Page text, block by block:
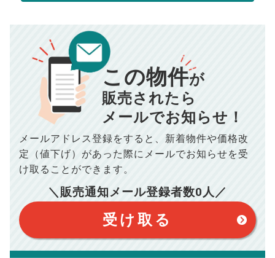
返済シミュレーション計算結果
毎月の支払額 834
年間の支払額 10,005 円
総支払額 100,050 円
このシミュレーターは元利均等返済方式で試算しています。
このシミュレーターは、四捨五入にて計算しております。
このシミュレーターはお借り入れの全期間で金利が変わらない設
このシミュレーターでの結果は、お借り入れを保証するものでは
ありません。
このシミュレーターをご利用された方の、いかなる損害について
00万円
■仲介手数料／ 00万円
■売買契約書印紙／ 0
■抵当権抹消費用／0万円
※購入価格よりも売却価格が高い場合、譲渡所得税が発生する
場合がございます。詳しくは最寄りの税務署などにご確認く
※シミュレーター結果はあくまでも概算であり、手残り金額を
保証するものではございません。
※上記売却費用には、住所変更登記の費用、引っ越し費用、住
宅ローンの一括繰上返済の手数料等は含まれておりませんの
で予めご了承ください。
※仲介手数料は宅地建物取引業法で定められた上限で計算して
おります。（物件価格×3%＋6万円＋消費税）
この物件が
販売されたら
メールでお知らせ！
メールアドレス登録をすると、 新着物件や価格改
定（値下げ）があった際に メールでお知らせを受
け取ることができます。
＼販売通知メール登録者数0人／
受け取る